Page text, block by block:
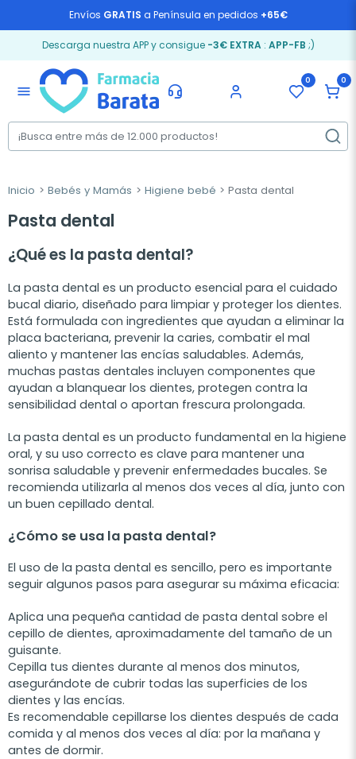
Envíos GRATIS a Península en pedidos +65€
Descarga nuestra APP y consigue -3€ EXTRA: APP-FB ;)
menu
0 0
Inicio Bebés y Mamás Higiene bebé Pasta dental
Pasta dental
¿Qué es la pasta dental?
La pasta dental es un producto esencial para el cuidado
bucal diario, diseñado para limpiar y proteger los dientes.
Está formulada con ingredientes que ayudan a eliminar la
placa bacteriana, prevenir la caries, combatir el mal
aliento y mantener las encías saludables. Además,
muchas pastas dentales incluyen componentes que
ayudan a blanquear los dientes, protegen contra la
sensibilidad dental o aportan frescura prolongada.
La pasta dental es un producto fundamental en la higiene
oral, y su uso correcto es clave para mantener una
sonrisa saludable y prevenir enfermedades bucales. Se
recomienda utilizarla al menos dos veces al día, junto con
un buen cepillado dental.
¿Cómo se usa la pasta dental?
El uso de la pasta dental es sencillo, pero es importante
seguir algunos pasos para asegurar su máxima eficacia:
Aplica una pequeña cantidad de pasta dental sobre el
cepillo de dientes, aproximadamente del tamaño de un
guisante.
Cepilla tus dientes durante al menos dos minutos,
asegurándote de cubrir todas las superficies de los
dientes y las encías.
Es recomendable cepillarse los dientes después de cada
comida y al menos dos veces al día: por la mañana y
antes de dormir.